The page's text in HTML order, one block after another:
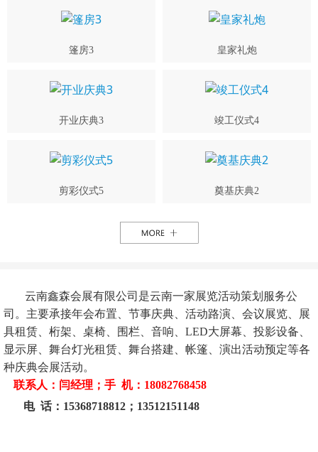
篷房3 皇家礼炮
开业庆典3 竣工仪式4
剪彩仪式5 奠基庆典2
云南鑫森会展有限公司是云南一家展览活动策划服务公
司。主要承接年会布置、节事庆典、活动路演、会议展览、展
具租赁、桁架、桌椅、围栏、音响、LED大屏幕、投影设备、
显示屏、舞台灯光租赁、舞台搭建、帐篷、演出活动预定等各
种庆典会展活动。
联系人：闫经理；手 机：18082768458
电 话：15368718812；13512151148